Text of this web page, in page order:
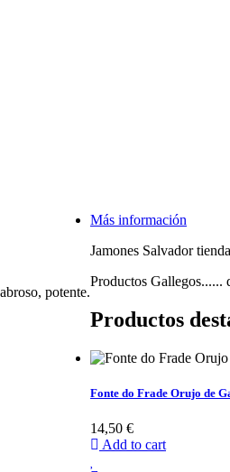
potente.
Más información
Jamones Salvador
Productos Gallegos......
Productos
Fonte do Frade Orujo de
14,50 €
Add to cart